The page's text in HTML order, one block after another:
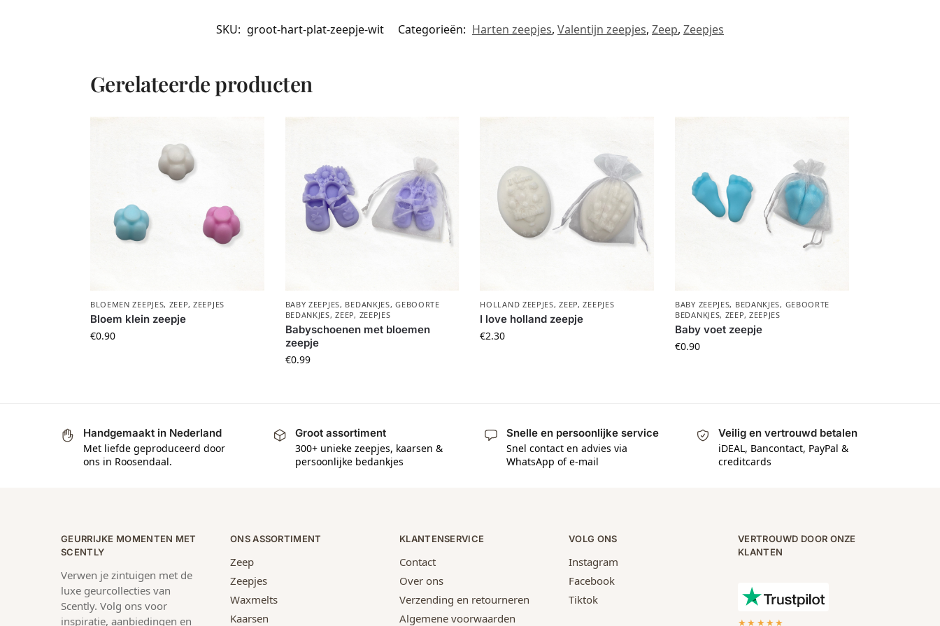
SKU: groot-hart-plat-zeepje-wit Categorieën: Harten zeepjes, Valentijn zeepjes, Zeep, Zeepjes
Gerelateerde producten
BLOEMEN ZEEPJES, ZEEP, ZEEPJES
Bloem klein zeepje
€0.90
BABY ZEEPJES, BEDANKJES,GEBOORTE
BEDANKJES,ZEEP, ZEEPJES
Babyschoenen met bloemen
zeepje
€0.99
HOLLAND ZEEPJES,ZEEP,ZEEPJES
I love holland zeepje
€2.30
BABY ZEEPJES, BEDANKJES, GEBOORTE
BEDANKJES, ZEEP, ZEEPJES
Baby voet zeepje
€0.90
Handgemaakt in Nederland
Met liefde geproduceerd door
ons in Roosendaal.
Groot assortiment
300+ unieke zeepjes, kaarsen &
persoonlijke bedankjes
Snelle en persoonlijke service
Snel contact en advies via
WhatsApp of e-mail
Veilig en vertrouwd betalen
iDEAL, Bancontact, PayPal &
creditcards
GEURRIJKE MOMENTEN MET
SCENTLY
Verwen je zintuigen met de
luxe geurcollecties van
Scently. Volg ons voor
inspiratie, aanbiedingen en
ONS ASSORTIMENT
Zeep
Zeepjes
Waxmelts
Kaarsen
KLANTENSERVICE
Contact
Over ons
Verzending en retourneren
Algemene voorwaarden
VOLG ONS
Instagram
Facebook
Tiktok
VERTROUWD DOOR ONZE
KLANTEN
★★★★★